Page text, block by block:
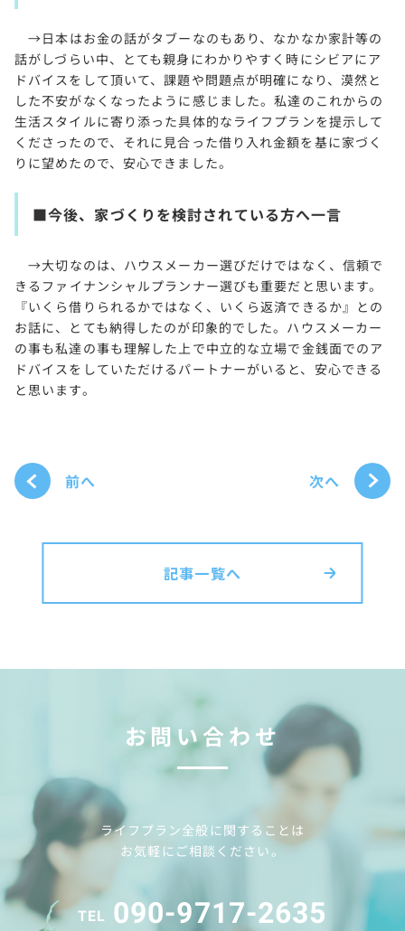
→日本はお金の話がタブーなのもあり、なかなか家計等の
話がしづらい中、とても親身にわかりやすく時にシビアにア
ドバイスをして頂いて、課題や問題点が明確になり、漠然と
した不安がなくなったように感じました。私達のこれからの
生活スタイルに寄り添った具体的なライフプランを提示して
くださったので、それに見合った借り入れ金額を基に家づく
りに望めたので、安心できました。
■今後、家づくりを検討されている方へ一言
→大切なのは、ハウスメーカー選びだけではなく、信頼で
きるファイナンシャルプランナー選びも重要だと思います。
『いくら借りられるかではなく、いくら返済できるか』との
お話に、とても納得したのが印象的でした。ハウスメーカー
の事も私達の事も理解した上で中立的な立場で金銭面でのア
ドバイスをしていただけるパートナーがいると、安心できる
と思います。
前へ
記事一覧へ
次へ
お問い合わせ
ライフプラン全般に関することは
お気軽にご相談ください。
TEL 090-9717-2635